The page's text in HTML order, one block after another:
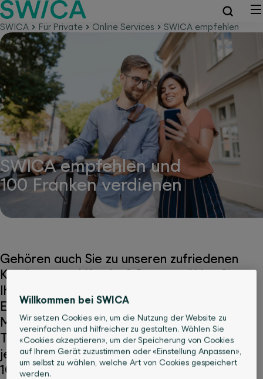
SWICA Für Private Online Services SWICA empfehlen
SWICA empfehlen und
100 Franken verdienen
Gehören auch Sie zu unseren zufriedenen
Kundinnen und Kunden? Dann erzählen Sie
Ihren Freunden und Kolleginnen davon. Ihre
Empfehlung zahlt sich doppelt aus. Die
Menschen aus Ihrem Umfeld profitieren vom
Top-Service von SWICA und Sie werden für
jede erfolgreiche Weiterempfehlung mit
100 Franken belohnt.
Willkommen bei SWICA
Wir setzen Cookies ein, um die Nutzung der Website zu
vereinfachen und hilfreicher zu gestalten. Wählen Sie
«Cookies akzeptieren», um der Speicherung von Cookies
auf Ihrem Gerät zuzustimmen oder «Einstellung Anpassen»,
um selbst zu wählen, welche Art von Cookies gespeichert
werden.